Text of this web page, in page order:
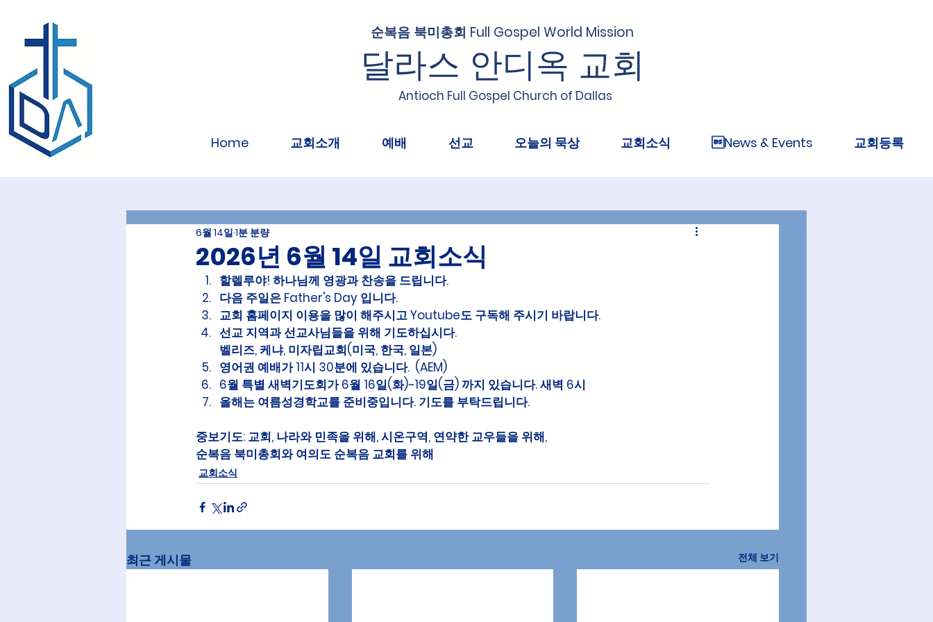
순복음 북미총회 Full Gospel World Mission
달라스 안디옥 교회
Antioch Full Gospel Church of Dallas
Home 교회소개 예배 선교 오늘의 묵상 교회소식 News & Events 교회등록
2026년 6월 14일 교회소식
6월 14일 1분 분량
할렐루야! 하나님께 영광과 찬송을 드립니다.
다음 주일은 Father's Day 입니다.
교회 홈페이지 이용을 많이 해주시고 Youtube도 구독해 주시기 바랍니다.
선교 지역과 선교사님들을 위해 기도하십시다.
벨리즈, 케냐, 미자립교회(미국, 한국, 일본)
영어권 예배가 11시 30분에 있습니다.  (AEM)
6월 특별 새벽기도회가 6월 16일(화)~19일(금) 까지 있습니다. 새벽 6시
올해는 여름성경학교를 준비중입니다. 기도를 부탁드립니다.
중보기도: 교회, 나라와 민족을 위해, 시온구역, 연약한 교우들을 위해,
순복음 북미총회와 여의도 순복음 교회를 위해
교회소식
최근 게시물 전체 보기